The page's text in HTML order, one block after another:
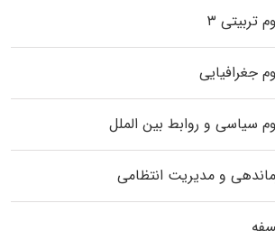
تربیتی ۳
جغرافیایی
سیاسی و روابط بین الملل
و مدیریت انتظامی